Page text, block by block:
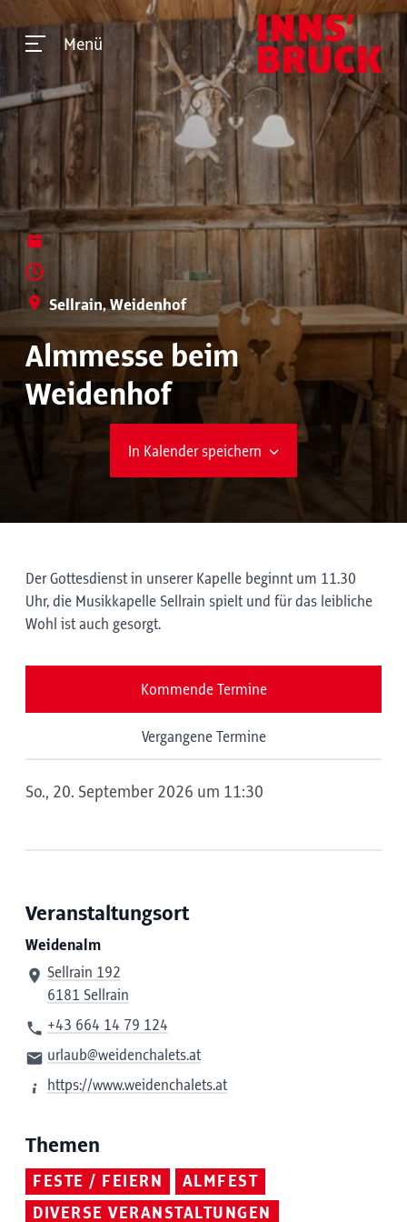
Menü
Sellrain, Weidenhof
Almmesse beim
Weidenhof
In Kalender speichern
Der Gottesdienst in unserer Kapelle beginnt um 11.30
Uhr, die Musikkapelle Sellrain spielt und für das leibliche
Wohl ist auch gesorgt.
Kommende Termine
Vergangene Termine
So., 20. September 2026 um 11:30
Veranstaltungsort
Weidenalm
Sellrain 192
6181 Sellrain
+43 664 14 79 124
urlaub@weidenchalets.at
https://www.weidenchalets.at
Themen
FESTE / FEIERN
ALMFEST
DIVERSE VERANSTALTUNGEN